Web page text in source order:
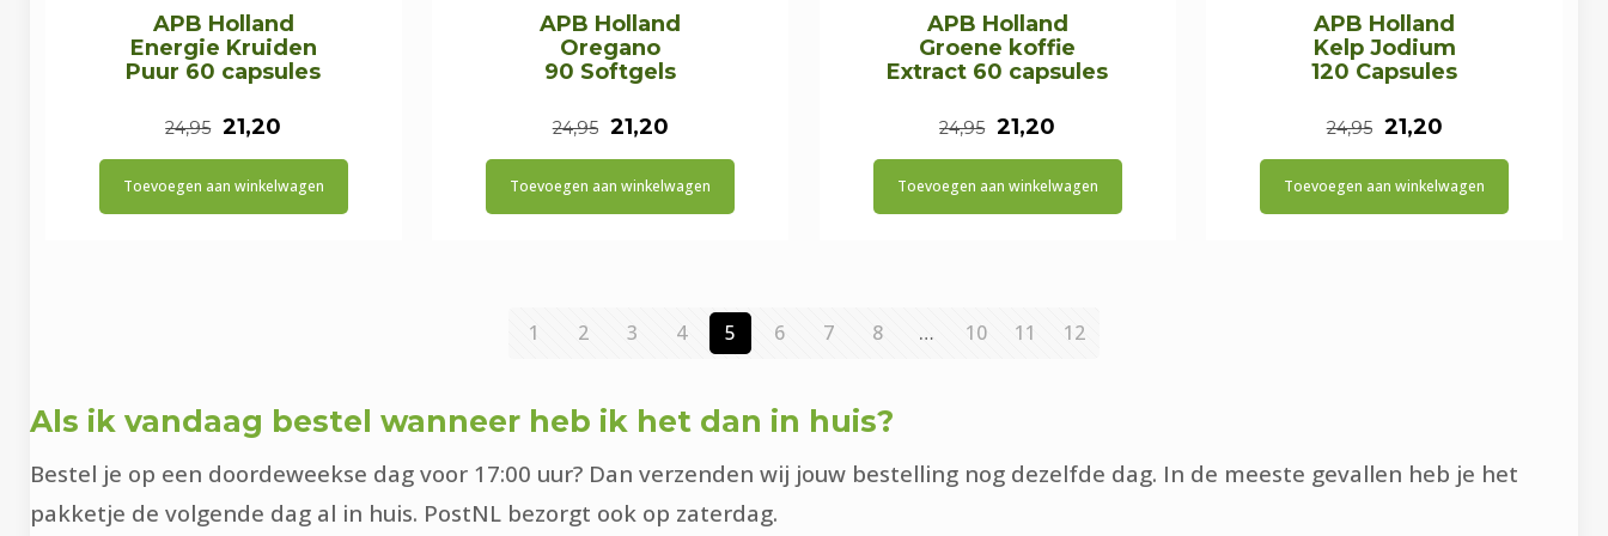
APB Holland
Energie Kruiden
Puur 60 capsules
24,95 Oorspronkelijke
prijs
21,20
prijs
is:
Toevoegen aan winkelwagen
APB Holland
Oregano
90 Softgels
24,95 Oorspronkelijke
prijs
21,20Huidige
prijs
is:
Toevoegen aan winkelwagen
APB Holland
Groene koffie
Extract 60 capsules
24,95 Oorspronkelijke
prijs
21,20
prijs
is:
Toevoegen aan winkelwagen
APB Holland
Kelp Jodium
120 Capsules
24,95 Oorspronkelijke
prijs
21,20Huidige
prijs
is:
Toevoegen aan winkelwagen
1 2 3 4 5 6 7 8 … 10 11 12
Als ik vandaag bestel wanneer heb ik het dan in huis?
Bestel je op een doordeweekse dag voor 17:00 uur? Dan verzenden wij jouw bestelling nog dezelfde dag. In de meeste gevallen heb je het
pakketje de volgende dag al in huis. PostNL bezorgt ook op zaterdag.